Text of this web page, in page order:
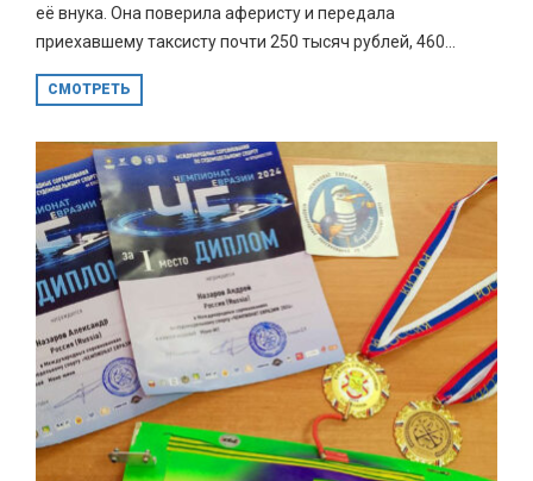
её внука. Она поверила аферисту и передала
приехавшему таксисту почти 250 тысяч рублей, 460...
СМОТРЕТЬ